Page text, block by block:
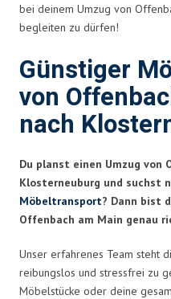
bei deinem Umzug von
begleiten zu dürfen!
Günstiger
von
nach
Du planst einen Umzug von
Klosterneuburg und suchst
Möbeltransport? Dann bist
Offenbach am Main genau
Unser erfahrenes Team steht
reibungslos und stressfrei zu
Möbelstücke oder deine